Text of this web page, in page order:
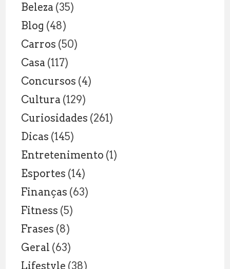
Beleza (35)
Blog (48)
Carros (50)
Casa (117)
Concursos (4)
Cultura (129)
Curiosidades (261)
Dicas (145)
Entretenimento (1)
Esportes (14)
Finanças (63)
Fitness (5)
Frases (8)
Geral (63)
Lifestyle (38)